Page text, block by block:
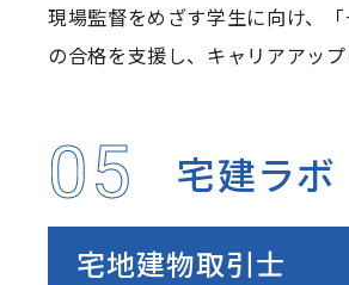
現場監督をめざす学生に向け、
の合格を支援し、キャリアアッ
05 宅建ラボ
宅地建物取引士